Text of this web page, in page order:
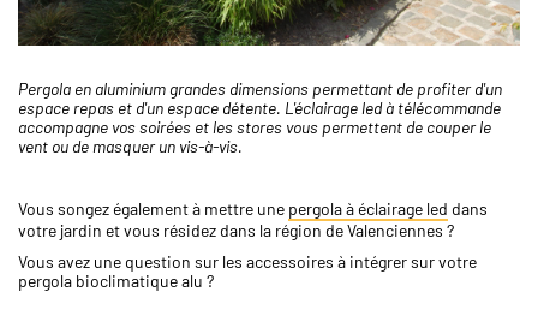
Pergola en aluminium grandes dimensions permettant de profiter d'un
espace repas et d'un espace détente. L'éclairage led à télécommande
accompagne vos soirées et les stores vous permettent de couper le
vent ou de masquer un vis-à-vis.
Vous songez également à mettre une pergola à éclairage led dans
votre jardin et vous résidez dans la région de Valenciennes ?
Vous avez une question sur les accessoires à intégrer sur votre
pergola bioclimatique alu ?